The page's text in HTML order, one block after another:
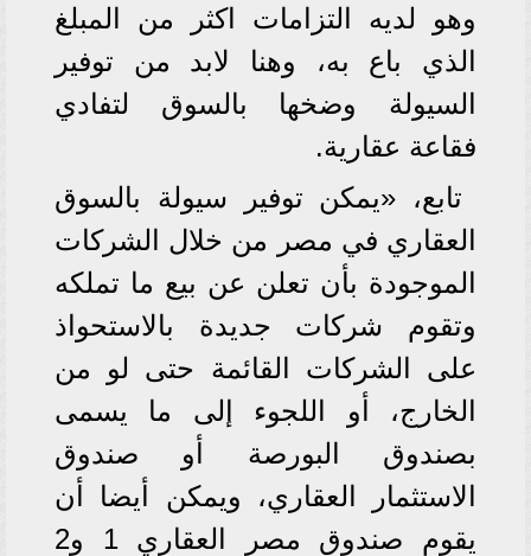
وهو لديه التزامات اكثر من المبلغ
الذي باع به، وهنا لابد من توفير
السيولة وضخها بالسوق لتفادي
فقاعة عقارية.
تابع، «يمكن توفير سيولة بالسوق
العقاري في مصر من خلال الشركات
الموجودة بأن تعلن عن بيع ما تملكه
وتقوم شركات جديدة بالاستحواذ
على الشركات القائمة حتى لو من
الخارج، أو اللجوء إلى ما يسمى
بصندوق البورصة أو صندوق
الاستثمار العقاري، ويمكن أيضا أن
يقوم صندوق مصر العقاري 1 و2